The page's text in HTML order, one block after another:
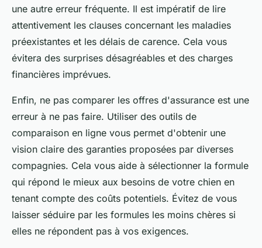
une autre erreur fréquente. Il est impératif de lire
attentivement les clauses concernant les maladies
préexistantes et les délais de carence. Cela vous
évitera des surprises désagréables et des charges
financières imprévues.
Enfin, ne pas comparer les offres d'assurance est une
erreur à ne pas faire. Utiliser des outils de
comparaison en ligne vous permet d'obtenir une
vision claire des garanties proposées par diverses
compagnies. Cela vous aide à sélectionner la formule
qui répond le mieux aux besoins de votre chien en
tenant compte des coûts potentiels. Évitez de vous
laisser séduire par les formules les moins chères si
elles ne répondent pas à vos exigences.